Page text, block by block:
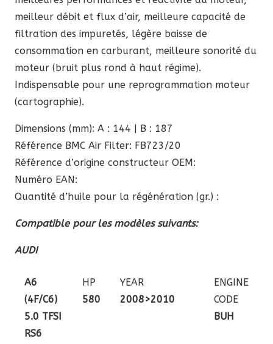
meilleur débit et flux d’air, meilleure capacité de
filtration des impuretés, légère baisse de
consommation en carburant, meilleure sonorité du
moteur (bruit plus rond à haut régime).
Indispensable pour une reprogrammation moteur
(cartographie).
Dimensions (mm): A : 144 | B : 187
Référence BMC Air Filter: FB723/20
Référence d’origine constructeur OEM:
Numéro EAN:
Quantité d’huile pour la régénération (gr.) :
Compatible pour les modèles suivants:
AUDI
A6
(4F/C6)
5.0 TFSI
RS6
HP
580
YEAR
2008>2010
ENGINE
CODE
BUH